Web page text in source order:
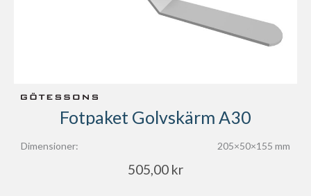
Fotpaket Golvskärm A30
Dimensioner: 205×50×155 mm
505,00 kr